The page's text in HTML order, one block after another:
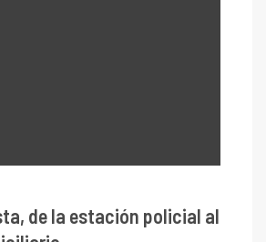
de la estación policial al